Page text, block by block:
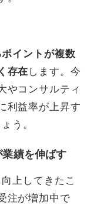
イントが複数
存在 します。今
やコンサルティ
利益率が上昇す
う。
績を伸ばす
上してきたこ
注が増加中で